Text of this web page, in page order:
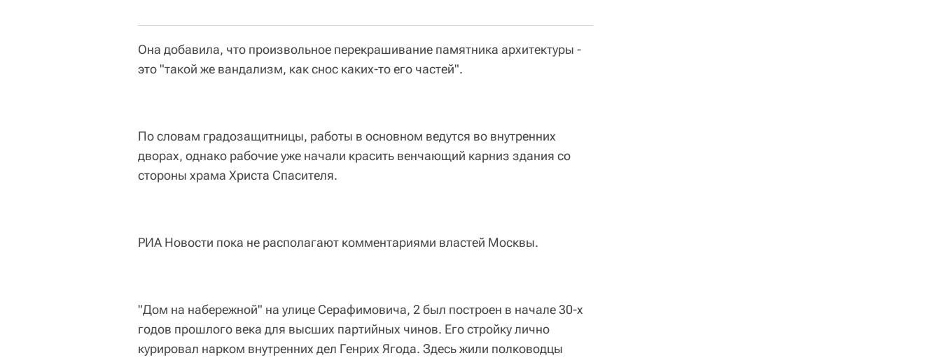
Она добавила, что произвольное перекрашивание памятника архитектуры -
это "такой же вандализм, как снос каких-то его частей".
По словам градозащитницы, работы в основном ведутся во внутренних
дворах, однако рабочие уже начали красить венчающий карниз здания со
стороны храма Христа Спасителя.
РИА Новости пока не располагают комментариями властей Москвы.
"Дом на набережной" на улице Серафимовича, 2 был построен в начале 30-х
годов прошлого века для высших партийных чинов. Его стройку лично
курировал нарком внутренних дел Генрих Ягода. Здесь жили полководцы